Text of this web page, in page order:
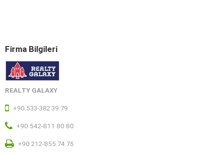
Firma Bilgileri
REALTY GALAXY
+90 533-382 39 79
+90 542-811 80 80
+90 212-855 74 75